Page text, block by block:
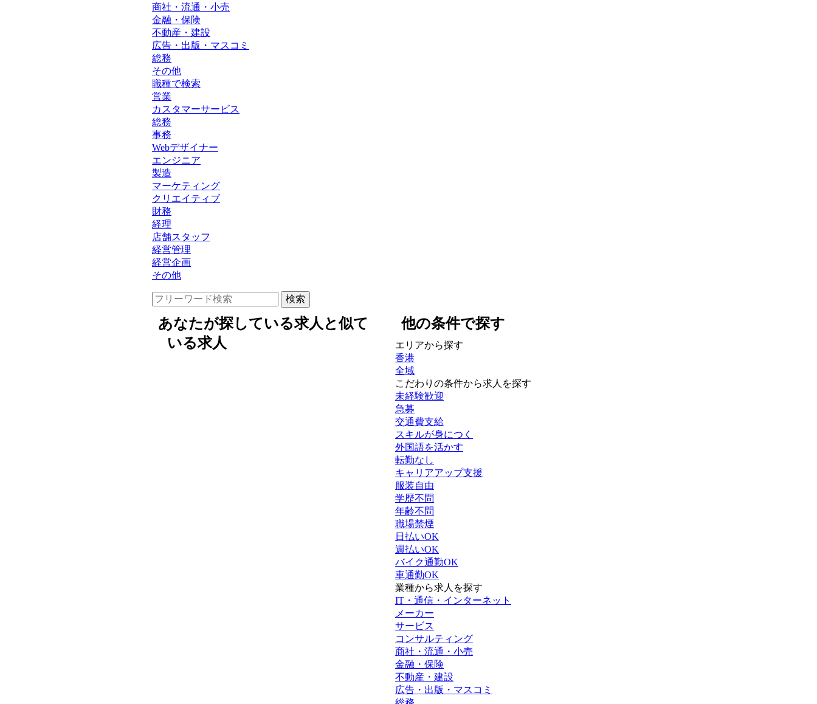
商社・流通・小売
金融・保険
不動産・建設
広告・出版・マスコミ
総務
その他
職種で検索
営業
カスタマーサービス
総務
事務
Webデザイナー
エンジニア
製造
マーケティング
クリエイティブ
財務
経理
店舗スタッフ
経営管理
経営企画
その他
あなたが探している求人と似て
いる求人
他の条件で探す
エリアから探す
香港
全域
こだわりの条件から求人を探す
未経験歓迎
急募
交通費支給
スキルが身につく
外国語を活かす
転勤なし
キャリアアップ支援
服装自由
学歴不問
年齢不問
職場禁煙
日払いOK
週払いOK
バイク通勤OK
車通勤OK
業種から求人を探す
IT・通信・インターネット
メーカー
サービス
コンサルティング
商社・流通・小売
金融・保険
不動産・建設
広告・出版・マスコミ